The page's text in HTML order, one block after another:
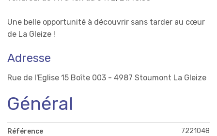
Une belle opportunité à découvrir sans tarder au cœur
de La Gleize !
Adresse
Rue de l'Eglise 15 Boîte 003 - 4987 Stoumont La Gleize
Général
Référence 7221048